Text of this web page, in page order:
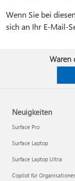
Wenn Sie bei
sich an Ihr E-Mail-
Waren
Neuigkeiten
Surface Pro
Surface Laptop
Surface Laptop Ultra
Copilot für